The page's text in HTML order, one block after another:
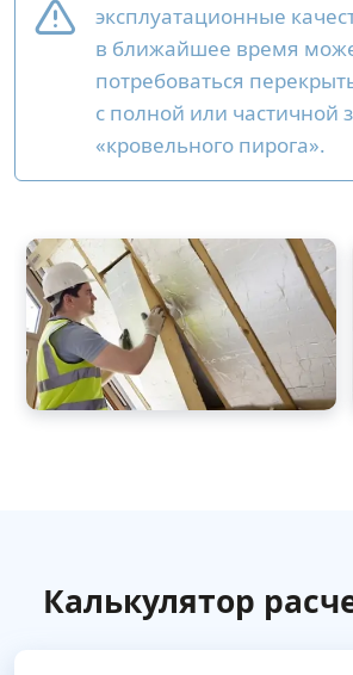
эксплуатационные
в ближайшее время
потребоваться
с полной или частичной
«кровельного пирога».
Калькулятор